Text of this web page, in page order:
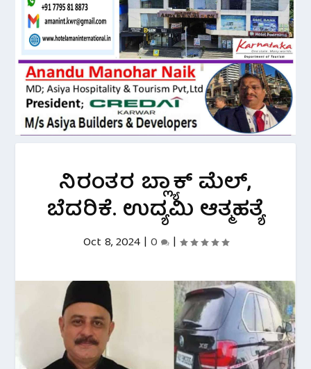
ನಿರಂತರ ಬ್ಲ್ಯಾಕ್ ಮೆಲ್,
ಬೆದರಿಕೆ. ಉದ್ಯಮಿ ಆತ್ಮಹತ್ಯೆ
Oct 8, 2024| 0 |